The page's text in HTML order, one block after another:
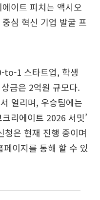
이트 피치는 액시오
심 혁신 기업 발굴 프
to-1 스타트업, 학생
금은 2억원 규모다.
열리며, 우승팀에는
리에이트 2026 서밋’
청은 현재 진행 중이며
이지를 통해 할 수 있